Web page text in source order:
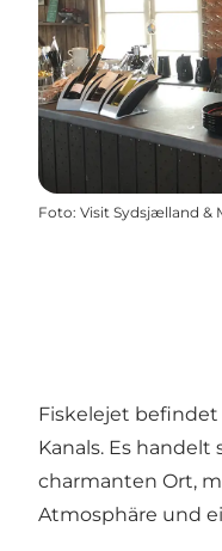
Foto: Visit Sydsjælland &
Fiskelejet befindet
Kanals. Es
charmanten Ort,
Atmosphäre und